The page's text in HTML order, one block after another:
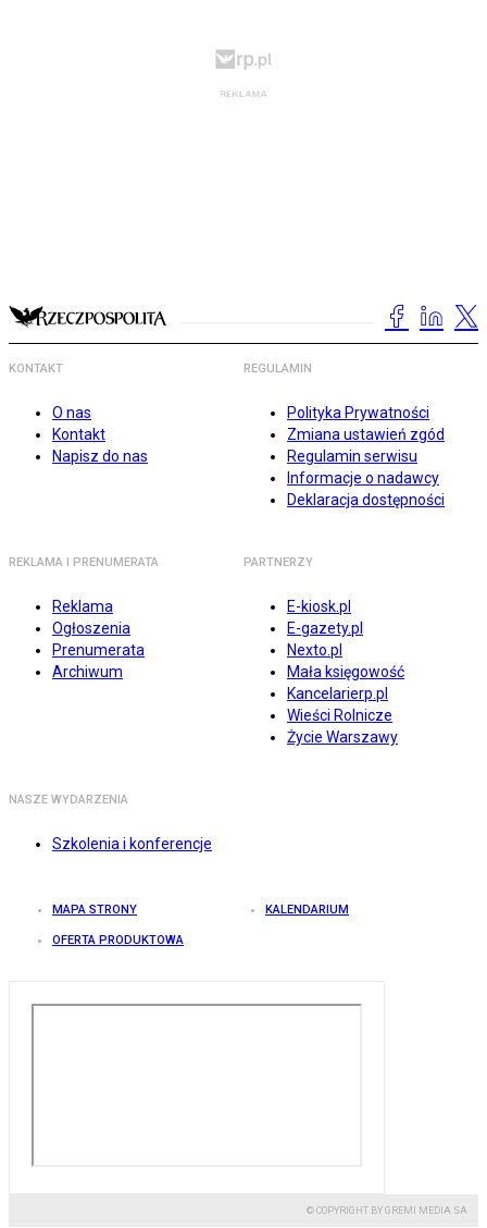
KONTAKT
O nas
Kontakt
Napisz do nas
REGULAMIN
Polityka Prywatności
Zmiana ustawień zgód
Regulamin serwisu
Informacje o nadawcy
Deklaracja dostępności
REKLAMA I PRENUMERATA
Reklama
Ogłoszenia
Prenumerata
Archiwum
PARTNERZY
E-kiosk.pl
E-gazety.pl
Nexto.pl
Mała księgowość
Kancelarierp.pl
Wieści Rolnicze
Życie Warszawy
NASZE WYDARZENIA
Szkolenia i konferencje
MAPA STRONY KALENDARIUM
OFERTA PRODUKTOWA
© COPYRIGHT BY GREMI MEDIA SA